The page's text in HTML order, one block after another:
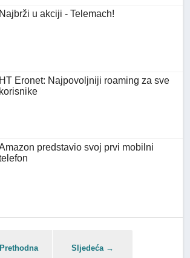
Najbrži u akciji - Telemach!
HT Eronet: Najpovoljniji roaming za sve
korisnike
predstavio svoj prvi mobilni
Sljedeća →